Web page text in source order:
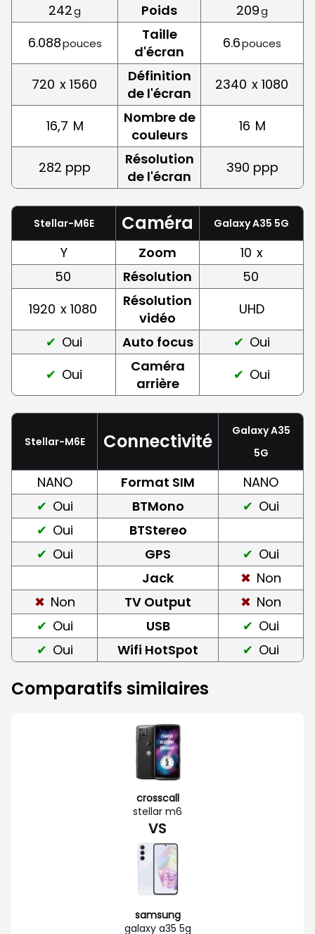
242g Poids 209g
6.088pouces
Taille
d'écran
6.6pouces
720 x 1560
Définition
de l'écran
2340 x 1080
16,7 M
Nombre de
couleurs
16 M
282 ppp
Résolution
de l'écran
390 ppp
Stellar-M6E Caméra Galaxy A35 5G
Y Zoom 10 x
50
Résolution
50
1920 x 1080
Résolution
vidéo
UHD
Oui
Auto focus
Oui
Oui
Caméra
arrière
Oui
Stellar-M6E Connectivité
Galaxy A35
5G
NANO Format SIM
NANO
Oui
BTMono
Oui
Oui
BTStereo
Oui
GPS
Oui
Jack
Non
Non
TV Output
Non
Oui
USB
Oui
Oui
Wifi HotSpot Oui
Comparatifs similaires
crosscall
stellar m6
VS
samsung
galaxy a35 5g